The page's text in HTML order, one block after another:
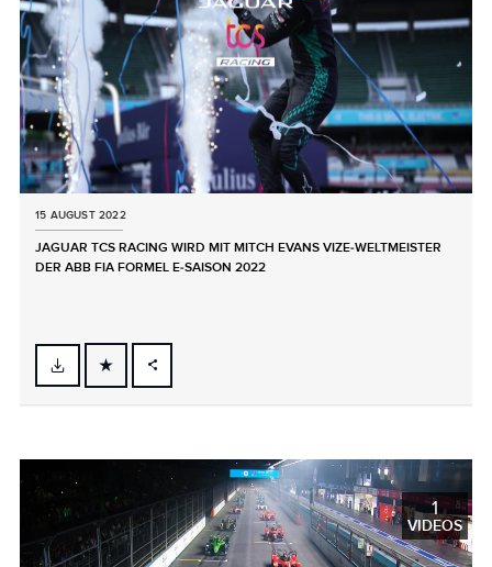
15 AUGUST 2022
JAGUAR TCS RACING WIRD MIT MITCH EVANS VIZE‑WELTMEISTER
DER ABB FIA FORMEL E‑SAISON 2022
FACEBOOK
LINKEDIN
SHARE 1
VIDEOS